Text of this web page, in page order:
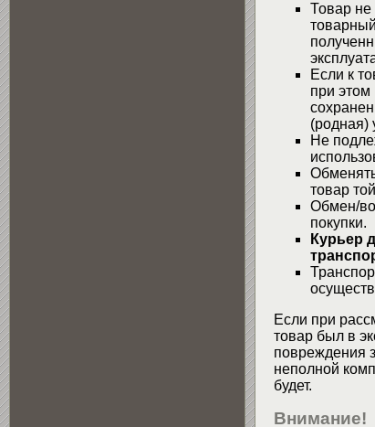
Товар не
Если к
при этом
(родная)
Не
товар
Обмен/
покупки.
Курьер
Если при
товар был в
повреждения
неполной
будет.
Внимание!